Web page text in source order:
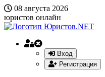
08 августа 2026
юристов онлайн
Вход
Регистрация